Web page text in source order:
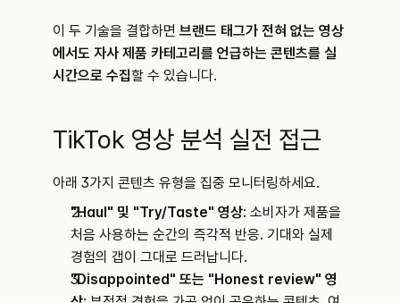
이 두 기술을 결합하면 브랜드 태그가 전혀 없는 영상
에서도 자사 제품 카테고리를 언급하는 콘텐츠를 실
시간으로 수집할 수 있습니다.
TikTok 영상 분석 실전 접근
아래 3가지 콘텐츠 유형을 집중 모니터링하세요.
"Haul" 및 "Try/Taste" 영상: 소비자가 제품을
처음 사용하는 순간의 즉각적 반응. 기대와 실제
경험의 갭이 그대로 드러납니다.
"Disappointed" 또는 "Honest review" 영